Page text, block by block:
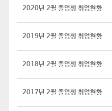
2020년 2월 졸업생 취업현황
2019년 2월 졸업생 취업현황
2018년 2월 졸업생 취업현황
2017년 2월 졸업생 취업현황